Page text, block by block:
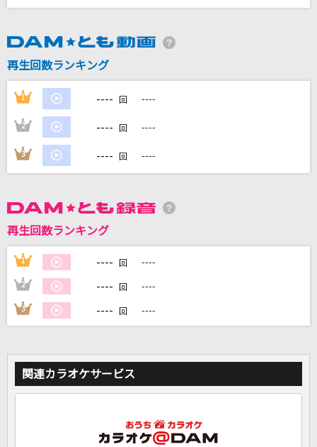
back number
もっと見る
カラオケ最新情報をチェック！
DAMに会員登録・ログインして
自宅でカラオケ歌い放題！
再生回数ランキング
1 ---- 回 ----
2 ---- 回 ----
3 ---- 回 ----
再生回数ランキング
1 ---- 回 ----
2 ---- 回 ----
3 ---- 回 ----
関連カラオケサービス